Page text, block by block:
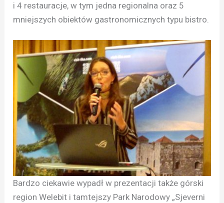
i 4 restauracje, w tym jedna regionalna oraz 5
mniejszych obiektów gastronomicznych typu bistro.
Bardzo ciekawie wypadł w prezentacji także górski
region Welebit i tamtejszy Park Narodowy „Sjeverni